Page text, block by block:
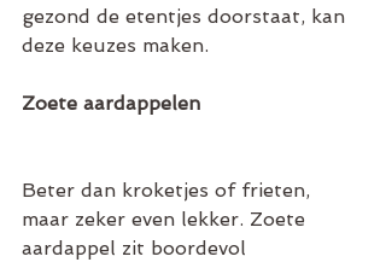
gezond de etentjes doorstaat, kan
deze keuzes maken.
Zoete aardappelen
Beter dan kroketjes of frieten,
maar zeker even lekker. Zoete
aardappel zit boordevol